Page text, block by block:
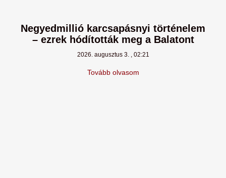
Negyedmillió karcsapásnyi történelem
– ezrek hódították meg a Balatont
2026. augusztus 3. 02:21
Tovább olvasom